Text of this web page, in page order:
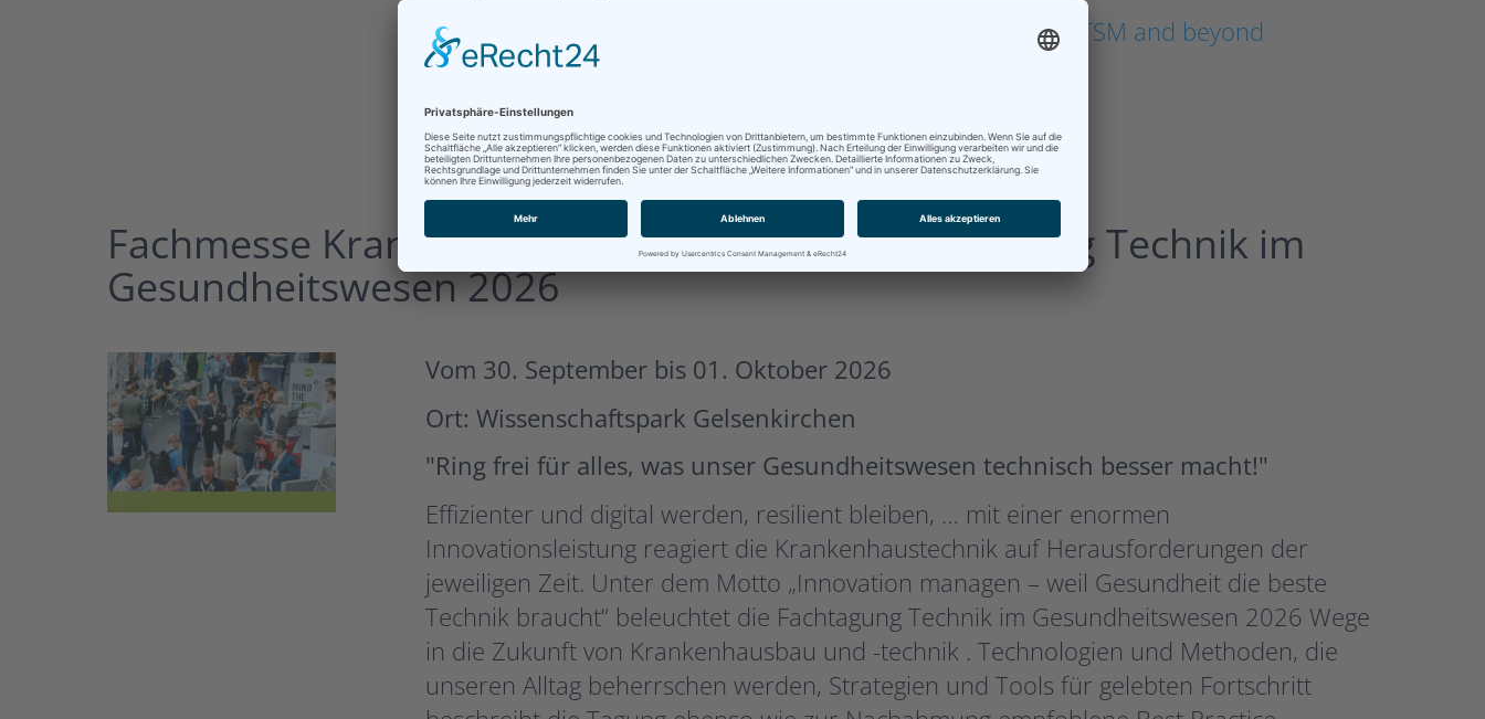
Mehr unter:
SERVIEW26 #1 Kongress & Expo The Home of ITSM and beyond
Fachmesse Krankenhaus Technologie mit Fachtagung Technik im
Gesundheitswesen 2026
Vom 30. September bis 01. Oktober 2026
Ort: Wissenschaftspark Gelsenkirchen
"Ring frei für alles, was unser Gesundheitswesen technisch besser macht!"
Effizienter und digital werden, resilient bleiben, … mit einer enormen
Innovationsleistung reagiert die Krankenhaustechnik auf Herausforderungen der
jeweiligen Zeit. Unter dem Motto „Innovation managen – weil Gesundheit die beste
Technik braucht“ beleuchtet die Fachtagung Technik im Gesundheitswesen 2026 Wege
in die Zukunft von Krankenhausbau und -technik . Technologien und Methoden, die
unseren Alltag beherrschen werden, Strategien und Tools für gelebten Fortschritt